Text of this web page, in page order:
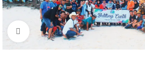
Click to enlarge